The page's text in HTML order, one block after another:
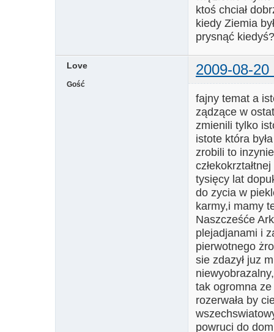
ktoś chciał
kiedy Ziemia
prysnąć
Love 2009-08-20
Gość
fajny temat a
ządzące w
zmienili tylko
istote która
zrobili to
tysięcy lat
do zycia w
karmy,i mamy
Naszcześće
plejadjanami i
pierwotnego
sie zdazył juz
tak ogromna
rozerwała by
powruci do